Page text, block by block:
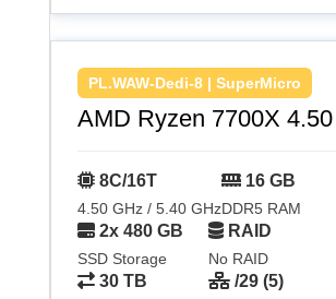
PL.WAW-Dedi-8 | SuperMicro
AMD Ryzen 7700X
8C/16T
4.50 GHz / 5.40 GHz
16 GB
DDR5 RAM
2x 480 GB
SSD Storage
RAID
No RAID
30 TB /29 (5)